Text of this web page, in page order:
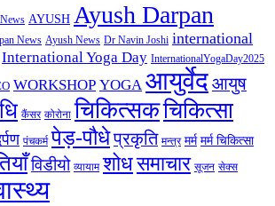
AYUSH Ayush Darpan
News Ayush News Dr Navin Joshi international
International Yoga Day InternationalYogaDay2025
WORKSHOP YOGA आयुर्वेदआयुष
कैंसर कोरोना चिकित्सकचिकित्सा
पंचकर्म पेड़-पौधेप्रकृति मन्त्र मर्म मर्म चिकित्सा
विडीयो व्यायाम शोधसमाचार सूजन सेक्स